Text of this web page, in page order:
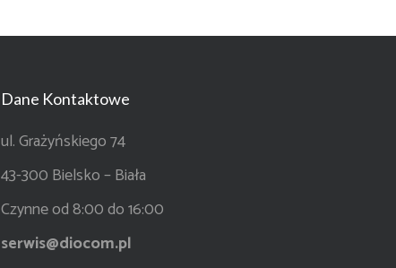
Dane Kontaktowe
ul. Grażyńskiego 74
43-300 Bielsko – Biała
Czynne od 8:00 do 16:00
serwis@diocom.pl